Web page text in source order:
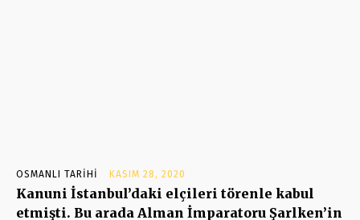
OSMANLI TARIHI KASIM 28, 2020
Kanuni İstanbul’daki elçileri törenle kabul
etmişti. Bu arada Alman İmparatoru Şarlken’in